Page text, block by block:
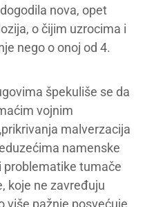
nova, opet
o čijim uzrocima i
nego o onoj od 4.
špekuliše se da
vojnim
malverzacija
namenske
problematike tumače
koje ne zavređuju
više pažnje posvećuje